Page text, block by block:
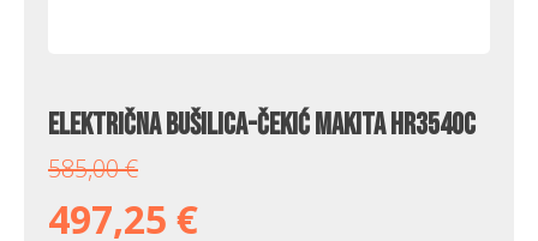
Električna bušilica-čekić Makita HR3540C
585,00€
497,25 €